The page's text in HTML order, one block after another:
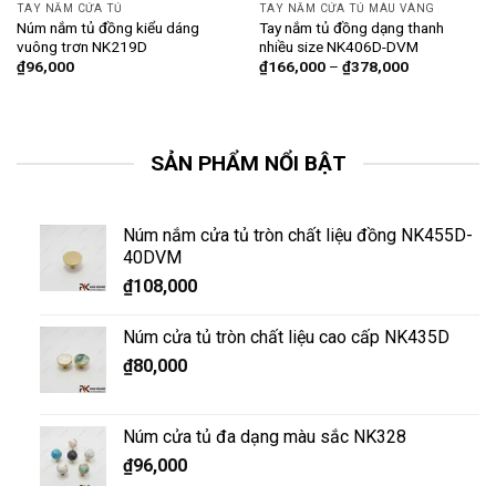
TAY NẮM CỬA TỦ
Núm nắm tủ đồng kiểu dáng
vuông trơn NK219D
₫96,000
TAY NẮM CỬA TỦ MÀU VÀNG
Tay nắm tủ đồng dạng thanh
nhiều size NK406D-DVM
₫166,000– ₫378,000
SẢN PHẨM NỔI BẬT
Núm nắm cửa tủ tròn chất liệu đồng NK455D-
40DVM
₫108,000
Núm cửa tủ tròn chất liệu cao cấp NK435D
₫80,000
Núm cửa tủ đa dạng màu sắc NK328
₫96,000